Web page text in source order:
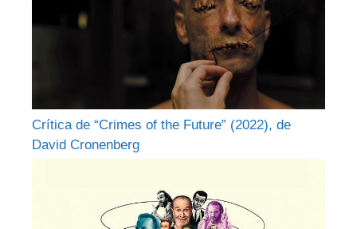
Crítica de “Crimes of the Future” (2022), de
David Cronenberg